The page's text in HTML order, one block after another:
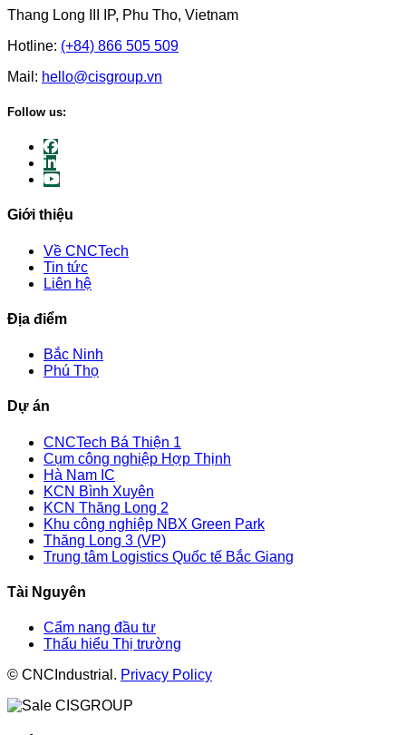
Thang Long III IP, Phu Tho, Vietnam
Hotline: (+84) 866 505 509
Mail: hello@cisgroup.vn
Follow us:
Giới thiệu
Về CNCTech
Tin tức
Liên hệ
Địa điểm
Bắc Ninh
Phú Thọ
Dự án
CNCTech Bá Thiện 1
Cụm công nghiệp Hợp Thịnh
Hà Nam IC
KCN Bình Xuyên
KCN Thăng Long 2
Khu công nghiệp NBX Green Park
Thăng Long 3 (VP)
Trung tâm Logistics Quốc tế Bắc Giang
Tài Nguyên
Cẩm nang đầu tư
Thấu hiểu Thị trường
© CNCIndustrial. Privacy Policy